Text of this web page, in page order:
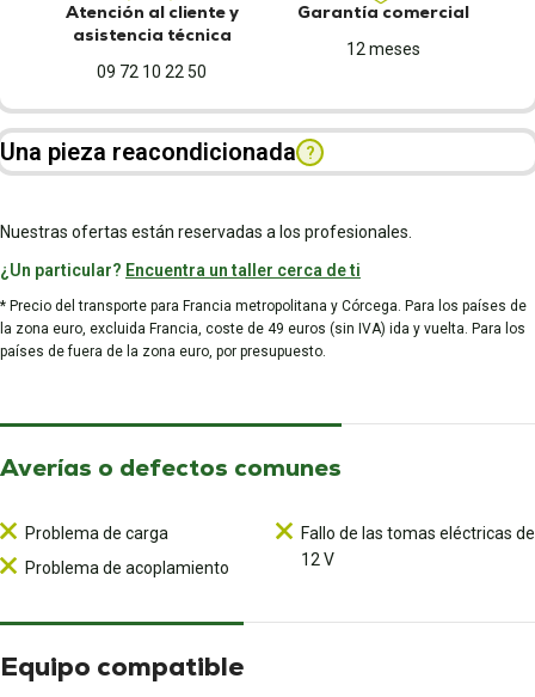
Atención al cliente y
asistencia técnica
09 72 10 22 50
Garantía comercial
12 meses
Una pieza reacondicionada ?
Nuestras ofertas están reservadas a los profesionales.
¿Un particular? Encuentra un taller cerca de ti
* Precio del transporte para Francia metropolitana y Córcega. Para los países de
la zona euro, excluida Francia, coste de 49 euros (sin IVA) ida y vuelta. Para los
países de fuera de la zona euro, por presupuesto.
Averías o defectos comunes
Problema de carga
Problema de acoplamiento
Fallo de las tomas eléctricas de
12 V
Equipo compatible